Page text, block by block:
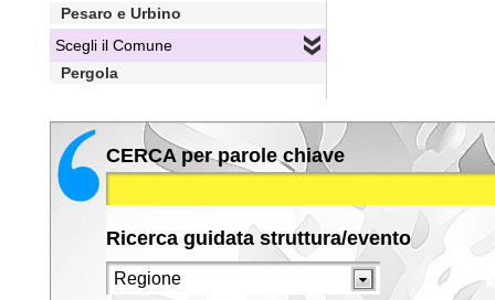
Pesaro e Urbino
Scegli il Comune
Pergola
CERCA per parole chiave
Ricerca guidata struttura/evento